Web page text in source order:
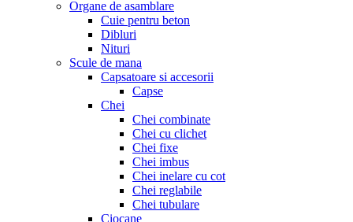
Organe de asamblare
Cuie pentru beton
Dibluri
Nituri
Scule de mana
Capsatoare si accesorii
Capse
Chei
Chei combinate
Chei cu clichet
Chei fixe
Chei imbus
Chei inelare cu cot
Chei reglabile
Chei tubulare
Ciocane